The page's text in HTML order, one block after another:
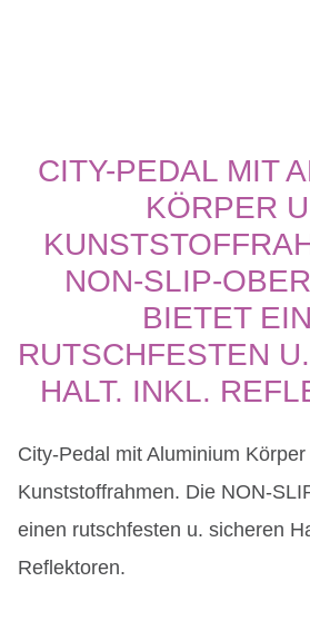
CITY-PEDAL MIT
KÖRPER
NON-SLIP-
BIETET
RUTSCHFESTEN
HALT. INKL.
City-Pedal mit Aluminium Körper
Kunststoffrahmen. Die NON-
einen rutschfesten u. sicheren
Reflektoren.